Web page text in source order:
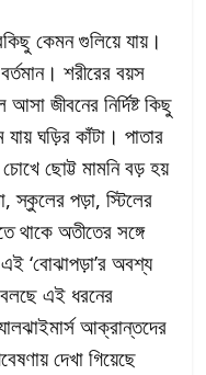
কেমন গুলিয়ে যায়।
শরীরের বয়স
জীবনের নির্দিষ্ট কিছু
যায় ঘড়ির কাঁটা। পাতার
চোখে ছোট্ট মামনি বড় হয়
স্কুলের পড়া, স্টিলের
থাকে অতীতের সঙ্গে
এই ‘বোঝাপড়া’র অবশ্য
এই ধরনের
আক্রান্তদের
দেখা গিয়েছে